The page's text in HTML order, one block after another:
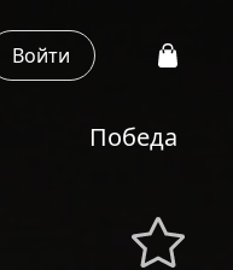
Войти
Победа